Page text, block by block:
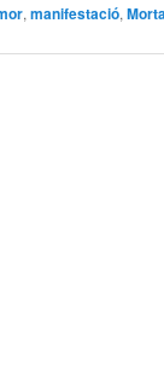
,manifestació,